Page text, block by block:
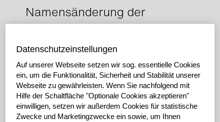
Namensänderung der
GRENKELEASING AG
geplant
Aus der GRENKELEASING AG soll die grenke AG
werden
Betätigungsfeld bleibt unverändert
Datenschutzeinstellungen
Auf unserer Webseite setzen wir sog. essentielle Cookies
ein, um die Funktionalität, Sicherheit und Stabilität unserer
Webseite zu gewährleisten.Wenn Sie nachfolgend mit
Hilfe der Schaltfläche "Optionale Cookies akzeptieren"
einwilligen, setzen wir außerdem Cookies für statistische
Zwecke und Marketingzwecke ein sowie, um Ihnen